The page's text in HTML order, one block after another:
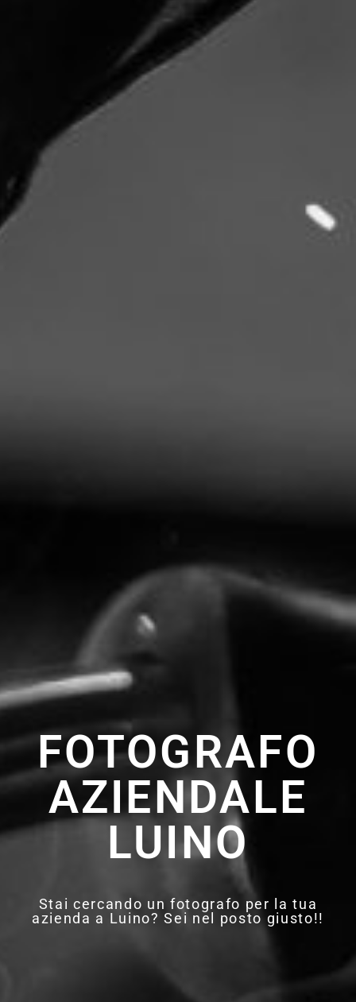
FOTOGRAFO
AZIENDALE
LUINO
Stai cercando un fotografo per la tua
azienda a Luino? Sei nel posto giusto!!